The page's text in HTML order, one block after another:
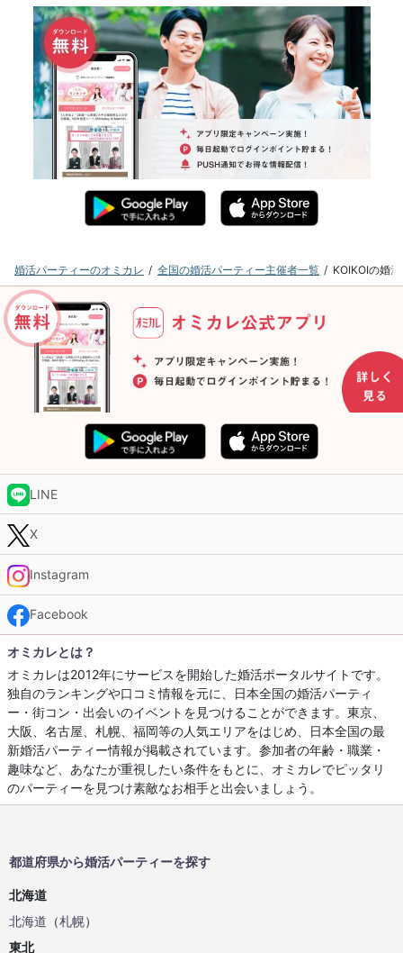
婚活パーティーのオミカレ 全国の婚活パーティー主催者一覧 KOIKOIの婚
LINE
X
Instagram
Facebook
オミカレとは？
オミカレは2012年にサービスを開始した婚活ポータルサイトです。
独自のランキングや口コミ情報を元に、日本全国の婚活パーティ
ー・街コン・出会いのイベントを見つけることができます。東京、
大阪、名古屋、札幌、福岡等の人気エリアをはじめ、日本全国の最
新婚活パーティー情報が掲載されています。参加者の年齢・職業・
趣味など、あなたが重視したい条件をもとに、オミカレでピッタリ
のパーティーを見つけ素敵なお相手と出会いましょう。
都道府県から婚活パーティーを探す
北海道
北海道 （札幌）
東北